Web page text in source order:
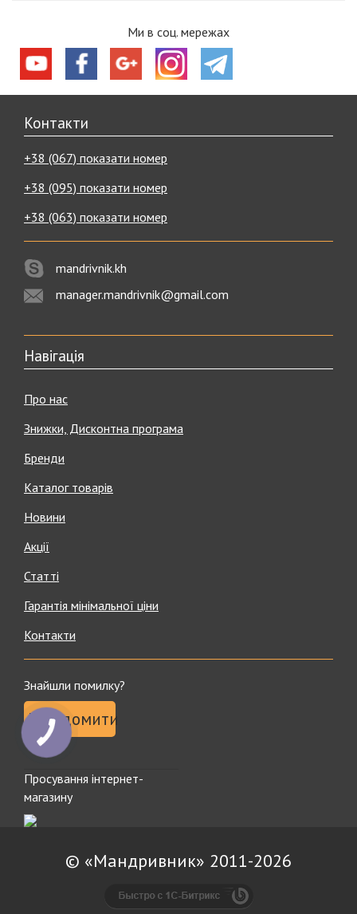
Ми в соц. мережах
Контакти
+38 (067) показати номер
+38 (095) показати номер
+38 (063) показати номер
mandrivnik.kh
manager.mandrivnik@gmail.com
Навігація
Про нас
Знижки, Дисконтна програма
Бренди
Каталог товарів
Новини
Акції
Статті
Гарантія мінімальної ціни
Контакти
Знайшли помилку?
Повідомити
Просування інтернет-
магазину
© «Мандривник» 2011-2026